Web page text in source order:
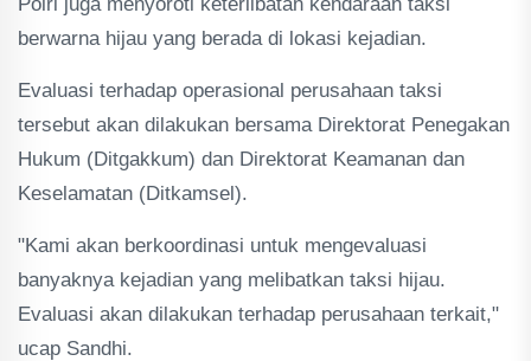
berwarna hijau yang berada di lokasi kejadian.
Evaluasi terhadap operasional perusahaan taksi
tersebut akan dilakukan bersama Direktorat Penegakan
Hukum (Ditgakkum) dan Direktorat Keamanan dan
Keselamatan (Ditkamsel).
"Kami akan berkoordinasi untuk mengevaluasi
banyaknya kejadian yang melibatkan taksi hijau.
Evaluasi akan dilakukan terhadap perusahaan terkait,"
ucap Sandhi.